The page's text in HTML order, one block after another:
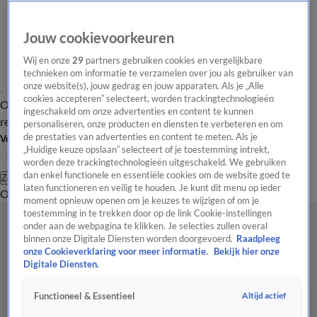
Overzicht Laatste nieuws Regionieuws Het beste van Hart
Tip de
redactie
Volg Hart van Nederland
Zoeken
OverzichtRegioUitzendingenWeerTip de redactiePanelVideo's
Jouw cookievoorkeuren
Wij en onze29 partners gebruiken cookies en vergelijkbare
technieken om informatie te verzamelen over jou als gebruiker van
onze website(s), jouw gedrag en jouw apparaten. Als je „Alle
cookies accepteren” selecteert, worden trackingtechnologieën
ingeschakeld om onze advertenties en content te kunnen
personaliseren, onze producten en diensten te verbeteren en om
de prestaties van advertenties en content te meten. Als je
„Huidige keuze opslaan” selecteert of je toestemming intrekt,
worden deze trackingtechnologieën uitgeschakeld. We gebruiken
dan enkel functionele en essentiële cookies om de website goed te
laten functioneren en veilig te houden. Je kunt dit menu op ieder
moment opnieuw openen om je keuzes te wijzigen of om je
toestemming in te trekken door op de link Cookie-instellingen
onder aan de webpagina te klikken. Je selecties zullen overal
binnen onze Digitale Diensten worden doorgevoerd. Raadpleeg
onze Cookieverklaring voor meer informatie.
Bekijk hier onze
Digitale Diensten.
Functioneel & Essentieel Altijd actief